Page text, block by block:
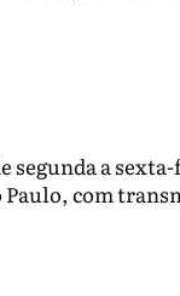
segunda a
Paulo, com